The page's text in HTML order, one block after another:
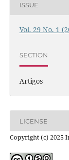
ISSUE
Vol. 29 No. 1
SECTION
Artigos
LICENSE
Copyright (c) 2025